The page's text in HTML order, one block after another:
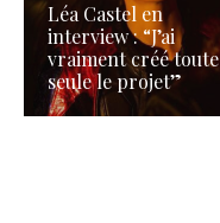
Léa Castel en
interview : “J’ai
vraiment créé toute
seule le projet”